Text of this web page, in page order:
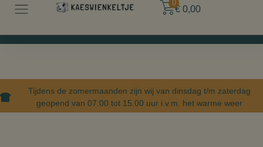
Tijdens de zomermaanden zijn wij van dinsdag t/m zaterdag
geopend van 07.00 tot 15.00 uur i.v.m. het warme weer
€ 0,00
0